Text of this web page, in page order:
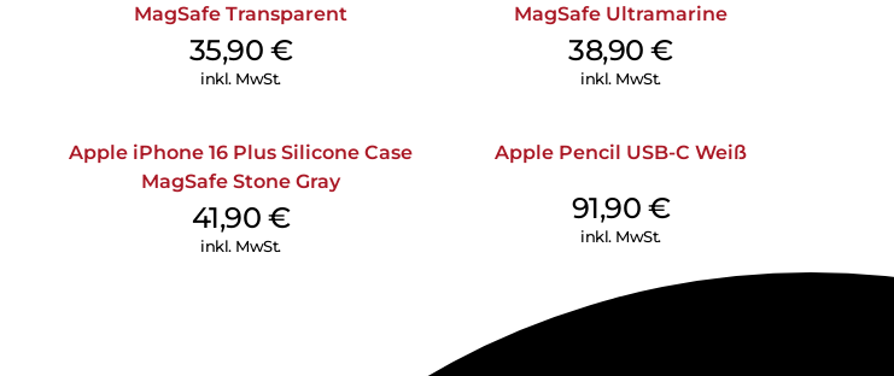
MagSafe Transparent
35,90 €
inkl. MwSt.
MagSafe Ultramarine
38,90€
inkl. MwSt.
Apple iPhone 16 Plus Silicone Case
MagSafe Stone Gray
41,90 €
inkl. MwSt.
Apple Pencil USB-C Weiß
91,90 €
inkl. MwSt.